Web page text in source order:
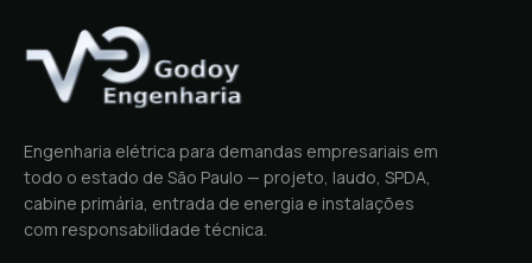
Engenharia elétrica para demandas empresariais em
todo o estado de São Paulo — projeto, laudo, SPDA,
cabine primária, entrada de energia e instalações
com responsabilidade técnica.